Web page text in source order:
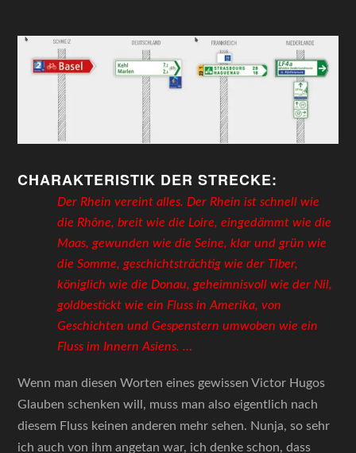
CHARAKTERISTIK DER STRECKE:
Der Rhein vereint alles. Der Rhein ist schnell wie
die Rhône, breit wie die Loire, eingedämmt wie die
Maas, gewunden wie die Seine, klar und grün wie
die Somme, geschichtsträchtig wie der Tiber,
königlich wie die Donau, geheimnisvoll wie der Nil,
goldbestickt wie ein Fluss in Amerika, von
Geschichten und Gespenstern umwoben wie ein
Fluss im Innern Asiens. …
Wenn man diesen Worten eines gewissen Victor Hugos
Glauben schenken will, muss man also eigentlich nach
diesem Fluss keinen anderen mehr sehen. Nunja, so sehr
ich auch von ihm angetan war, ich denke schon, dass